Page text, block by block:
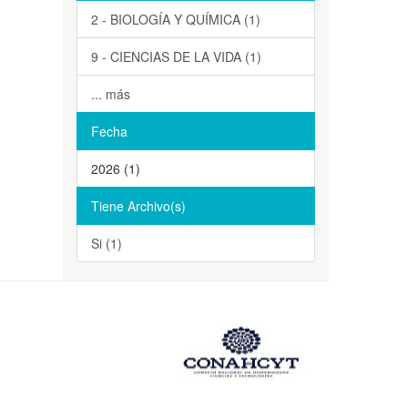
2 - BIOLOGÍA Y QUÍMICA (1)
9 - CIENCIAS DE LA VIDA (1)
... más
Fecha
2026 (1)
Tiene Archivo(s)
Si (1)